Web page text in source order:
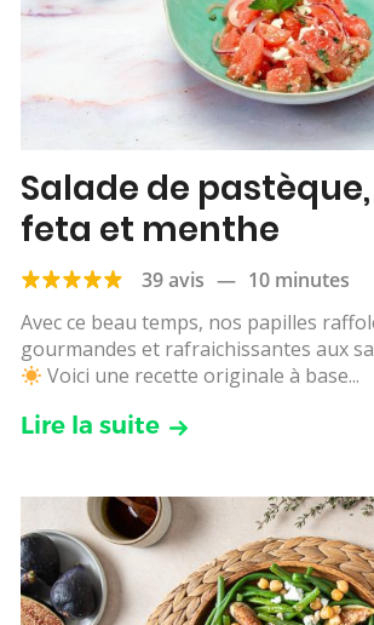
Salade de
feta et menthe
39 avis — 10 minutes
Avec ce beau temps, nos papilles
gourmandes et rafraichissantes aux
Voici une recette originale à base...
Lire la suite